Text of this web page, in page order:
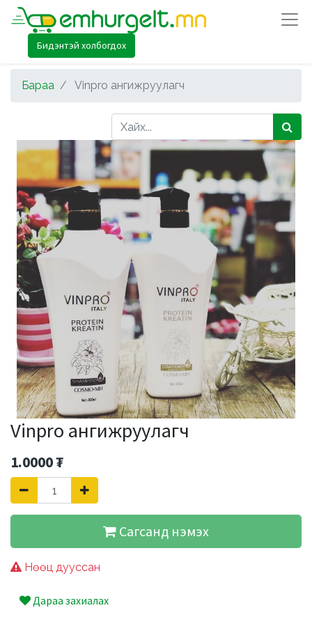
Бидэнтэй холбогдох
Бараа Vinpro ангижруулагч
Vinpro ангижруулагч
1.0000₮
Сагсанд нэмэх
Нөөц дууссан
Дараа захиалах